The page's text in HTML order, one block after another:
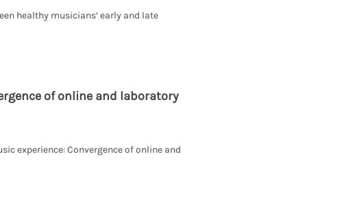
healthy musicians‘ early and late
of online and laboratory
experience: Convergence of online and